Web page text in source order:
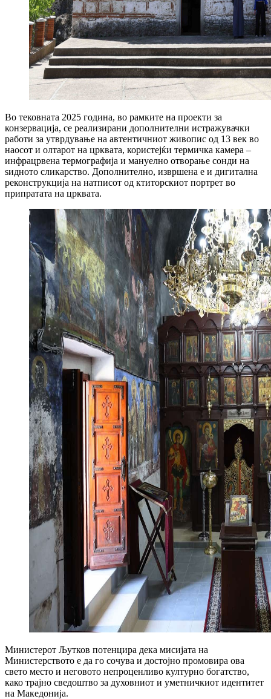
Во тековната 2025 година, во рамките на проекти за
конзервација, се реализирани дополнителни истражувачки
работи за утврдување на автентичниот живопис од 13 век во
наосот и олтарот на црквата, користејќи термичка камера –
инфрацрвена термографија и мануелно отворање сонди на
ѕидното сликарство. Дополнително, извршена е и дигитална
реконструкција на натписот од ктиторскиот портрет во
припратата на црквата.
Министерот Љутков потенцира дека мисијата на
Министерството е да го сочува и достојно промовира ова
свето место и неговото непроценливо културно богатство,
како трајно сведоштво за духовниот и уметничкиот идентитет
на Македонија.